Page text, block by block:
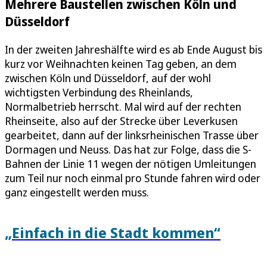
Mehrere Baustellen zwischen Köln und
Düsseldorf
In der zweiten Jahreshälfte wird es ab Ende August bis
kurz vor Weihnachten keinen Tag geben, an dem
zwischen Köln und Düsseldorf, auf der wohl
wichtigsten Verbindung des Rheinlands,
Normalbetrieb herrscht. Mal wird auf der rechten
Rheinseite, also auf der Strecke über Leverkusen
gearbeitet, dann auf der linksrheinischen Trasse über
Dormagen und Neuss. Das hat zur Folge, dass die S-
Bahnen der Linie 11 wegen der nötigen Umleitungen
zum Teil nur noch einmal pro Stunde fahren wird oder
ganz eingestellt werden muss.
„Einfach in die Stadt kommen“